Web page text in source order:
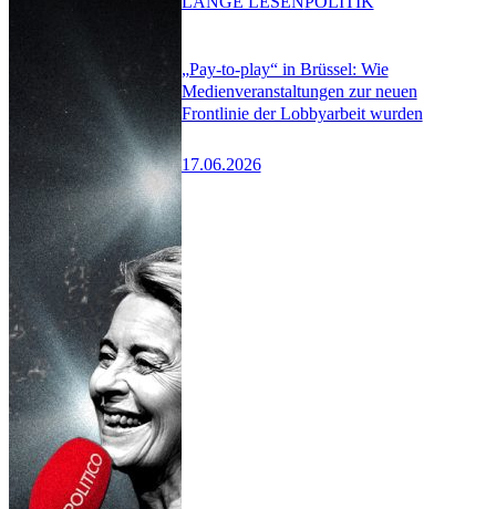
„Pay-to-play“ in Brüssel: Wie
Medienveranstaltungen zur neuen
Frontlinie der Lobbyarbeit wurden
17.06.2026